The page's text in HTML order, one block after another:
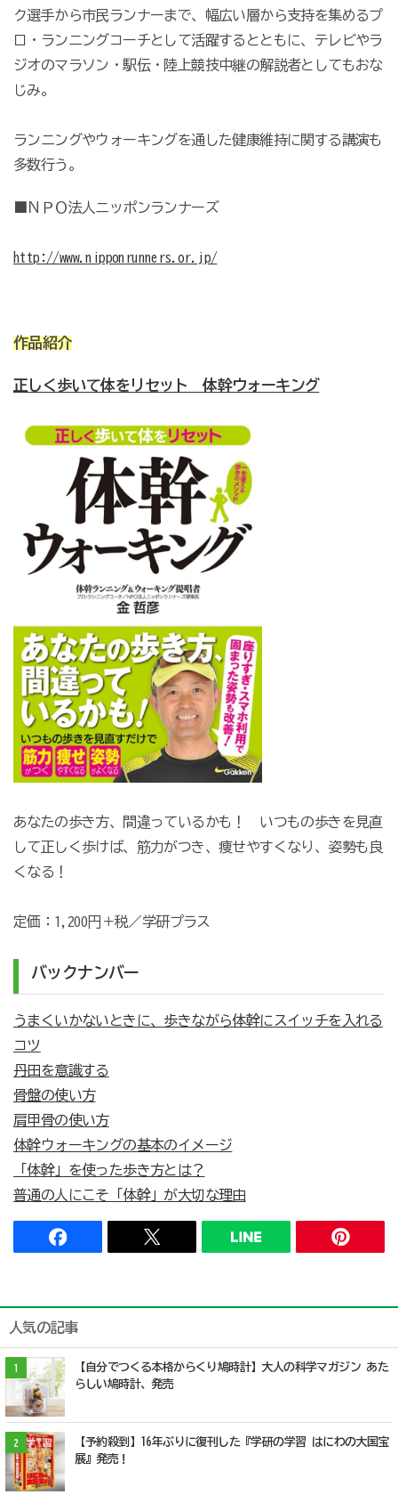
ク選手から市民ランナーまで、幅広い層から支持を集めるプ
ロ・ランニングコーチとして活躍するとともに、テレビやラ
ジオのマラソン・駅伝・陸上競技中継の解説者としてもおな
じみ。
ランニングやウォーキングを通した健康維持に関する講演も
多数行う。
■ＮＰＯ法人ニッポンランナーズ
http://www.nipponrunners.or.jp/
作品紹介
正しく歩いて体をリセット 体幹ウォーキング
あなたの歩き方、間違っているかも！ いつもの歩きを見直
して正しく歩けば、筋力がつき、痩せやすくなり、姿勢も良
くなる！
定価：1,200円＋税／学研プラス
バックナンバー
うまくいかないときに、歩きながら体幹にスイッチを入れる
コツ
丹田を意識する
骨盤の使い方
肩甲骨の使い方
体幹ウォーキングの基本のイメージ
「体幹」を使った歩き方とは？
普通の人にこそ「体幹」が大切な理由
人気の記事
1
【自分でつくる本格からくり鳩時計】大人の科学マガジン あた
らしい鳩時計、発売
2
【予約殺到】16年ぶりに復刊した『学研の学習 はにわの大国宝
展』発売！